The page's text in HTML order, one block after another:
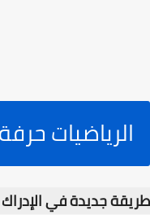
الرياضيات
طريقة جديدة في